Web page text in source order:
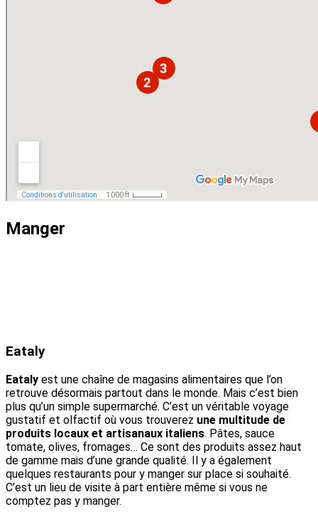
Manger
Eataly
Eataly est une chaîne de magasins alimentaires que l’on
retrouve désormais partout dans le monde. Mais c’est bien
plus qu’un simple supermarché. C’est un véritable voyage
gustatif et olfactif où vous trouverez une multitude de
produits locaux et artisanaux italiens. Pâtes, sauce
tomate, olives, fromages… Ce sont des produits assez haut
de gamme mais d’une grande qualité. Il y a également
quelques restaurants pour y manger sur place si souhaité.
C’est un lieu de visite à part entière même si vous ne
comptez pas y manger.